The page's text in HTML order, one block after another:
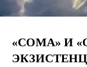
«СОМА» И